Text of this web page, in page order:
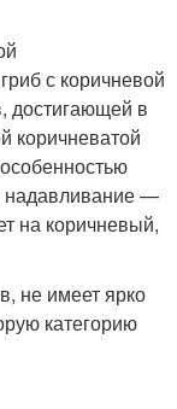
с коричневой
достигающей в
коричневатой
надавливание —
на коричневый,
не имеет ярко
категорию